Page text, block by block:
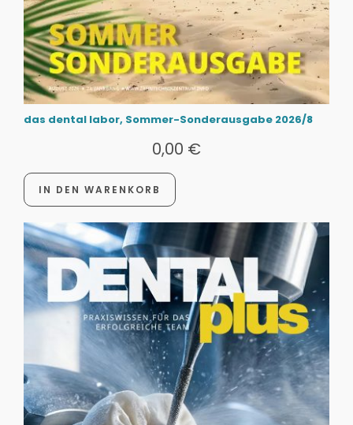
das dental labor, Sommer-Sonderausgabe 2026/8
0,00 €
IN DEN WARENKORB